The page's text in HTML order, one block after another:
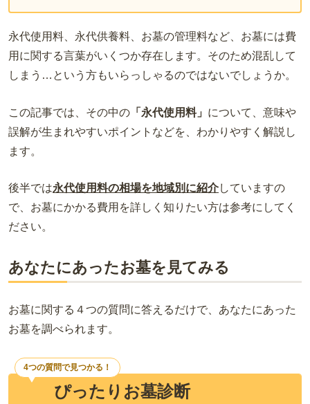
永代使用料、永代供養料、お墓の管理料など、お墓には費
用に関する言葉がいくつか存在します。そのため混乱して
しまう…という方もいらっしゃるのではないでしょうか。
この記事では、その中の 「永代使用料」 について、意味や
誤解が生まれやすいポイントなどを、わかりやすく解説し
ます。
後半では永代使用料の相場を地域別に紹介していますの
で、お墓にかかる費用を詳しく知りたい方は参考にしてく
ださい。
あなたにあったお墓を見てみる
お墓に関する４つの質問に答えるだけで、あなたにあった
お墓を調べられます。
ぴったりお墓診断
4つの質問で見つかる！